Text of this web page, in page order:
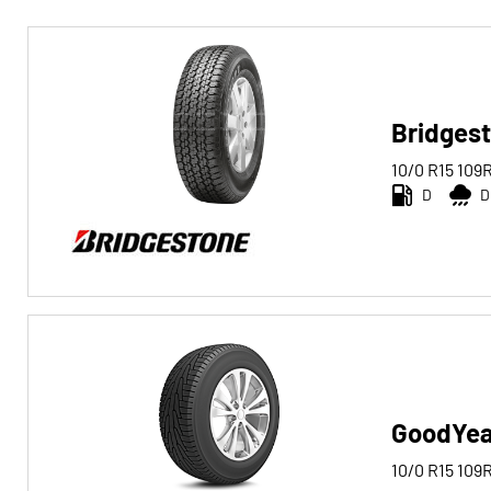
Alle Arten (30)
Sommer (10)
Ganzjahres (19)
Alle Arten (30)
4x4/Offroad (28)
Transporter (1)
Wohnmobil (0)
10/0 R15 109
D D
10/0 R15 109